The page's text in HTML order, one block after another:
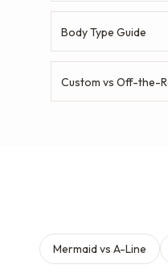
Body Type Guide
Custom vs Off-the-
Mermaid vs A-Line